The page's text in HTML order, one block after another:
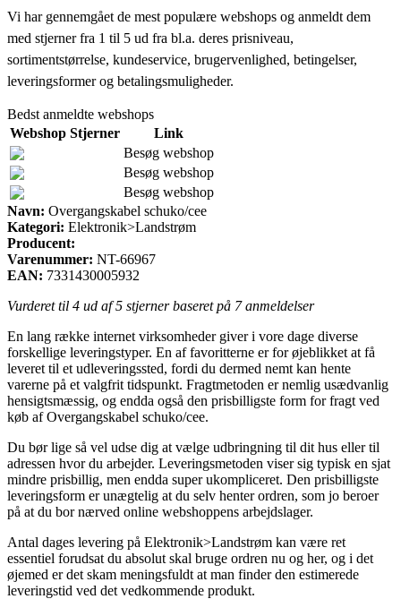
Vi har gennemgået de mest populære webshops og anmeldt dem
med stjerner fra 1 til 5 ud fra bl.a. deres prisniveau,
sortimentstørrelse, kundeservice, brugervenlighed, betingelser,
leveringsformer og betalingsmuligheder.
Bedst anmeldte webshops
Webshop Stjerner
Link
Besøg webshop
Besøg webshop
Besøg webshop
Navn: Overgangskabel schuko/cee
Kategori: Elektronik>Landstrøm
Producent:
Varenummer: NT-66967
EAN: 7331430005932
Vurderet til 4 ud af 5 stjerner baseret på 7anmeldelser
En lang række internet virksomheder giver i vore dage diverse
forskellige leveringstyper. En af favoritterne er for øjeblikket at få
leveret til et udleveringssted, fordi du dermed nemt kan hente
varerne på et valgfrit tidspunkt. Fragtmetoden er nemlig usædvanlig
hensigtsmæssig, og endda også den prisbilligste form for fragt ved
køb af Overgangskabel schuko/cee.
Du bør lige så vel udse dig at vælge udbringning til dit hus eller til
adressen hvor du arbejder. Leveringsmetoden viser sig typisk en sjat
mindre prisbillig, men endda super ukompliceret. Den prisbilligste
leveringsform er unægtelig at du selv henter ordren, som jo beroer
på at du bor nærved online webshoppens arbejdslager.
Antal dages levering på Elektronik>Landstrøm kan være ret
essentiel forudsat du absolut skal bruge ordren nu og her, og i det
øjemed er det skam meningsfuldt at man finder den estimerede
leveringstid ved det vedkommende produkt.